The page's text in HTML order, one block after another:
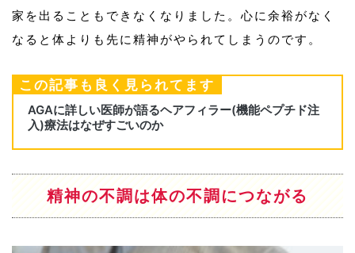
家を出ることもできなくなりました。心に余裕がなく
なると体よりも先に精神がやられてしまうのです。
この記事も良く見られてます
精神の不調は体の不調につながる